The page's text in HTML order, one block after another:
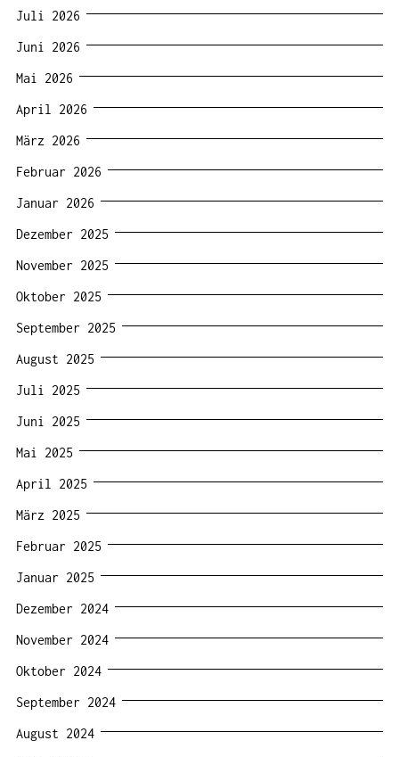
Juli 2026
Juni 2026
Mai 2026
April 2026
März 2026
Februar 2026
Januar 2026
Dezember 2025
November 2025
Oktober 2025
September 2025
August 2025
Juli 2025
Juni 2025
Mai 2025
April 2025
März 2025
Februar 2025
Januar 2025
Dezember 2024
November 2024
Oktober 2024
September 2024
August 2024